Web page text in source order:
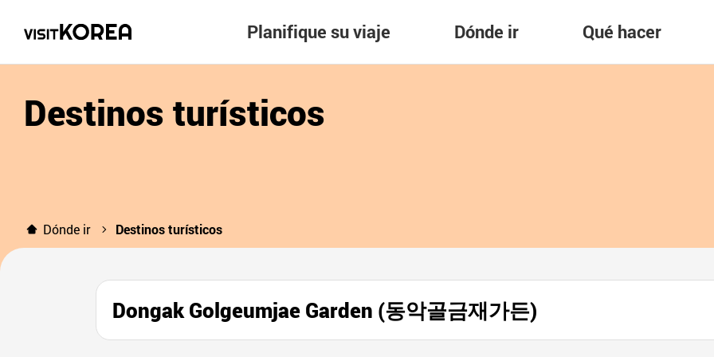
Planifique su viaje Dónde ir Qué hacer
Destinos turísticos
Dónde ir Destinos turísticos
Dongak Golgeumjae Garden (동악골금재가든)